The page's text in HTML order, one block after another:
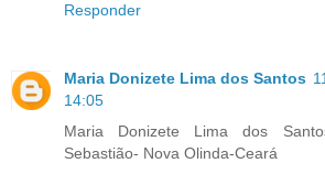
Responder
Maria Donizete Lima dos Santos
14:05
Maria Donizete Lima dos
Sebastião- Nova Olinda-Ceará